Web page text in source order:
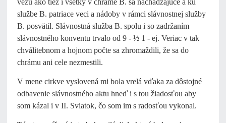
službe B. patriace veci a nádoby v rámci slávnostnej služby
B. posvätil. Slávnostná služba B. spolu i so zadržaním
slávnostného konventu trvalo od 9 - ½ 1 - ej. Veriac v tak
chválitebnom a hojnom počte sa zhromaždili, že sa do
chrámu ani cele nezmestili.
V mene cirkve vyslovená mi bola vrelá vďaka za dôstojné
odbavenie slávnostného aktu hneď i s tou žiadosťou aby
som kázal i v II. Sviatok, čo som im s radosťou vykonal.